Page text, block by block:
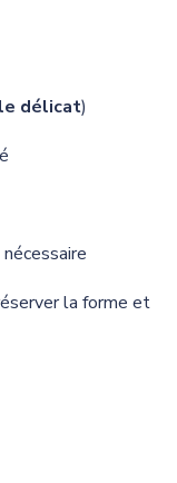
délicat)
la forme et